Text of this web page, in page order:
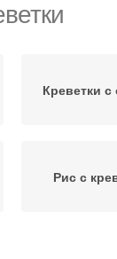
Креветки
Рис с